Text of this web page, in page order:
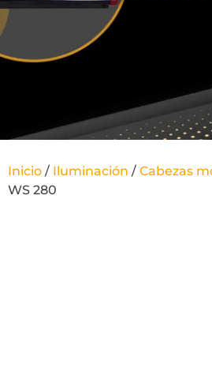
Inicio / Iluminación / Cabezas
WS 280